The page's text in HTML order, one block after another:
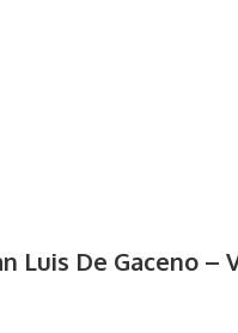
Luis De Gaceno –